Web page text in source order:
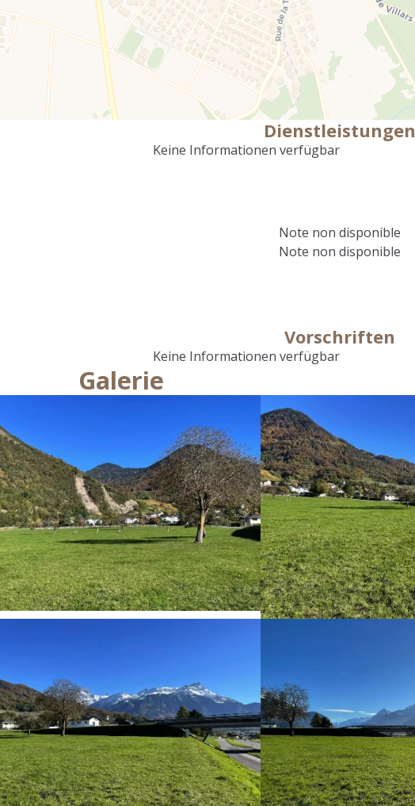
Dienstleistungen
Keine Informationen verfügbar
Note non disponible
Note non disponible
Vorschriften
Keine Informationen verfügbar
Galerie